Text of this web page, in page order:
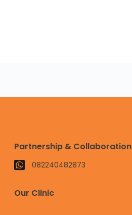
Partnership & Collaboration
082240482873
Our Clinic